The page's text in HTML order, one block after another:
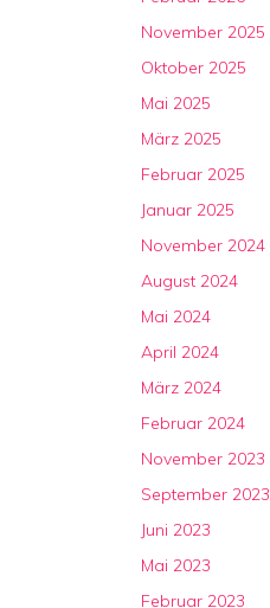
November 2025
Oktober 2025
Mai 2025
März 2025
Februar 2025
Januar 2025
November 2024
August 2024
Mai 2024
April 2024
März 2024
Februar 2024
November 2023
September 2023
Juni 2023
Mai 2023
Februar 2023